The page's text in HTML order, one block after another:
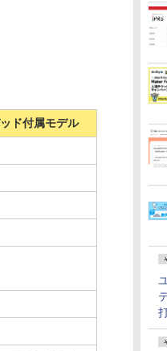
ド付属モデル